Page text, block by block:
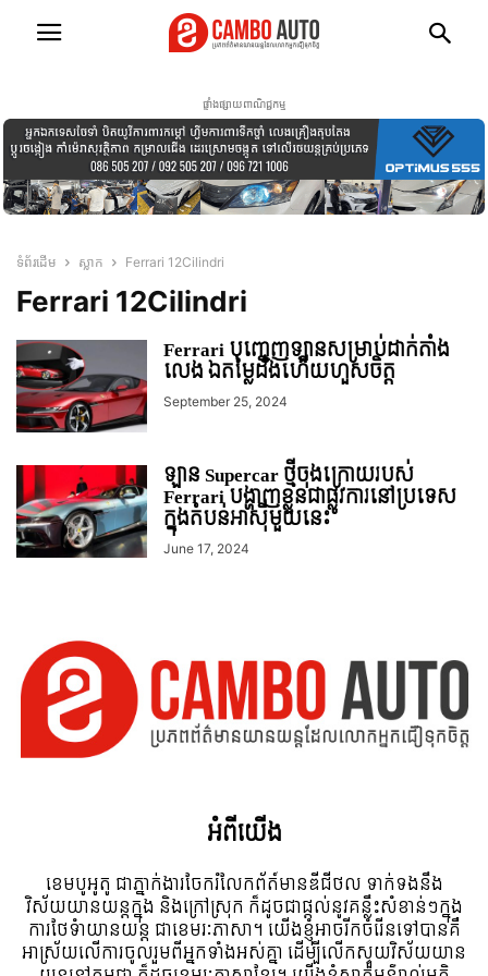
ផ្ទាំងផ្សាយពាណិជ្ជកម្ម
ទំព័រដើម ស្លាក Ferrari 12Cilindri
Ferrari 12Cilindri
Ferrari បញ្ចេញឡានសម្រាប់ដាក់តាំង
លេង ឯតម្លៃដឹងហើយហួសចិត្ត
September 25, 2024
ឡាន Supercar ថ្មីចុងក្រោយរបស់
Ferrari បង្ហាញខ្លួនជាផ្លូវការនៅប្រទេស
ក្នុងតំបន់អាស៊ីមួយនេះ
June 17, 2024
អំពី​យើង
ខេមបូអូតូ ជាភ្នាក់ងារចែករំលែកព័ត៍មានឌីជីថល ទាក់ទងនឹង
វិស័យយានយន្តក្នុង និងក្រៅស្រុក ក៏ដូចជាផ្តល់នូវគន្លឹះសំខាន់ៗក្នុង
ការថែទំាយានយន្ត ជាខេមរៈភាសា។ យើងខ្ញុំអាចរីកចំរើនទៅបានគឺ
អាស្រ័យលើការចូលរួមពីអ្នកទាំងអស់គ្នា ដើម្បីលើកស្ទួយវិស័យយាន